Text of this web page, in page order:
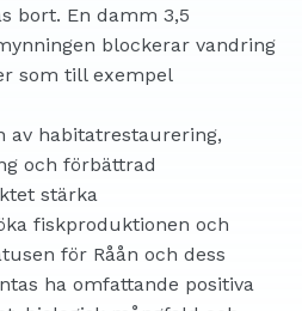
bort. En damm 3,5
blockerar vandring
som till exempel
av habitatrestaurering,
och förbättrad
stärka
fiskproduktionen och
för Råån och dess
ha omfattande positiva